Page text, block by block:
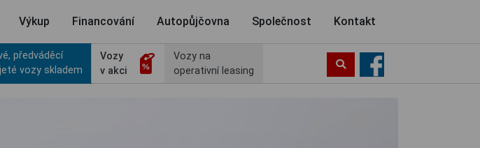
Výkup Financování Autopůjčovna Společnost Kontakt
předváděcí
vozy skladem
Vozy
v akci
Vozy na
operativní leasing